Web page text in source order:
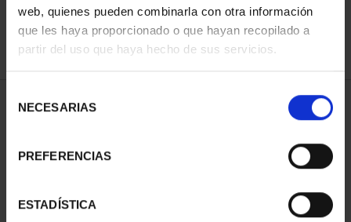
web, quienes pueden combinarla con otra información
que les haya proporcionado o que hayan recopilado a
partir del uso que haya hecho de sus servicios.
NECESARIAS
PREFERENCIAS
ESTADÍSTICA
REFINAR
1 Productos encontrados